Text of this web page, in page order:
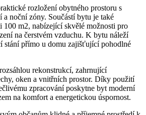
rozložení obytného prostoru s
a noční zóny. Součástí bytu je také
100 m2, nabízející skvělé možnosti pro
na čerstvém vzduchu. K bytu náleží
stání přímo u domu zajišťující pohodlné
rekonstrukcí, zahrnující
oken a vnitřních prostor. Díky použití
zpracování poskytne byt moderní
na komfort a energetickou úspornost.